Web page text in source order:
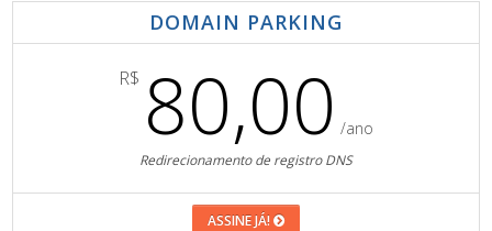
DOMAIN PARKING
R$ 80,00 /ano
Redirecionamento de registro DNS
ASSINE JÁ!